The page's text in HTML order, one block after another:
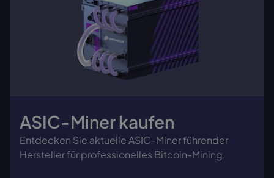
ASIC-Miner kaufen
Entdecken Sie aktuelle ASIC-Miner führender
Hersteller für professionelles Bitcoin-Mining.